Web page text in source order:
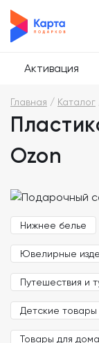
Активация
Главная Каталог
Ozon
Нижнее белье
Ювелирные
Путешествия и
Детские товары
Товары для дома